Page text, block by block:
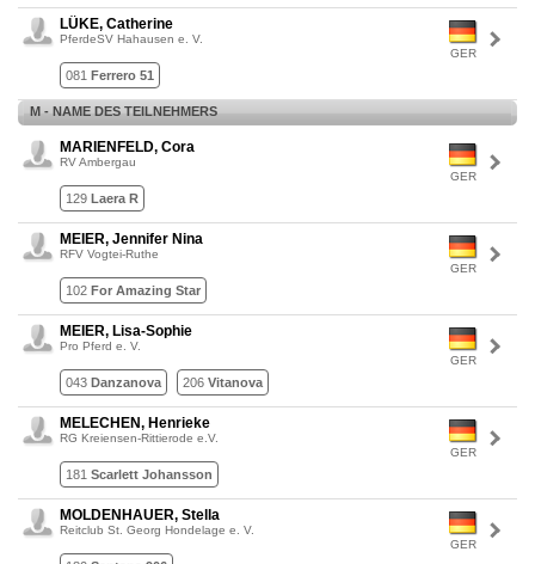
GER
LÜKE, Catherine
PferdeSV Hahausen e. V.
081 Ferrero 51
M - NAME DES TEILNEHMERS
GER
MARIENFELD, Cora
RV Ambergau
129 Laera R
GER
MEIER, Jennifer Nina
RFV Vogtei-Ruthe
102 For Amazing Star
GER
MEIER, Lisa-Sophie
Pro Pferd e. V.
043 Danzanova 206 Vitanova
GER
MELECHEN, Henrieke
RG Kreiensen-Rittierode e.V.
181 Scarlett Johansson
GER
MOLDENHAUER, Stella
Reitclub St. Georg Hondelage e. V.